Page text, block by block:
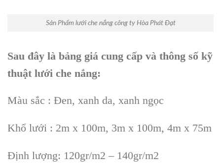
Sản Phẩm lưới che nắng công ty Hòa Phát Đạt
Sau đây là bảng giá cung cấp và thông số kỹ
thuật lưới che nắng:
Màu sắc : Đen, xanh da, xanh ngọc
Khổ lưới : 2m x 100m, 3m x 100m, 4m x 75m
Định lượng: 120gr/m2 – 140gr/m2